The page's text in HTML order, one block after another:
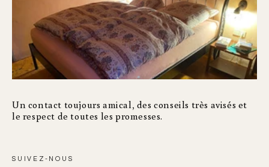
Un contact toujours amical, des conseils très avisés et
le respect de toutes les promesses.
SUIVEZ-NOUS